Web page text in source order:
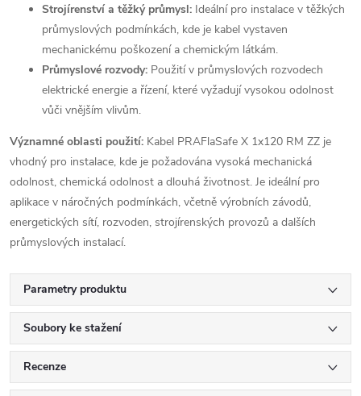
Strojírenství a těžký průmysl: Ideální pro instalace v těžkých
průmyslových podmínkách, kde je kabel vystaven
mechanickému poškození a chemickým látkám.
Průmyslové rozvody: Použití v průmyslových rozvodech
elektrické energie a řízení, které vyžadují vysokou odolnost
vůči vnějším vlivům.
Významné oblasti použití: Kabel PRAFlaSafe X 1x120 RM ZZ je
vhodný pro instalace, kde je požadována vysoká mechanická
odolnost, chemická odolnost a dlouhá životnost. Je ideální pro
aplikace v náročných podmínkách, včetně výrobních závodů,
energetických sítí, rozvoden, strojírenských provozů a dalších
průmyslových instalací.
Parametry produktu
Soubory ke stažení
Recenze